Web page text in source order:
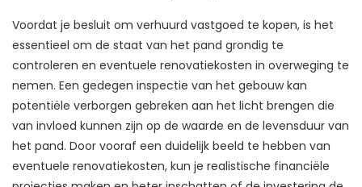
Voordat je besluit om verhuurd vastgoed te kopen, is het
essentieel om de staat van het pand grondig te
controleren en eventuele renovatiekosten in overweging te
nemen. Een gedegen inspectie van het gebouw kan
potentiële verborgen gebreken aan het licht brengen die
van invloed kunnen zijn op de waarde en de levensduur van
het pand. Door vooraf een duidelijk beeld te hebben van
eventuele renovatiekosten, kun je realistische financiële